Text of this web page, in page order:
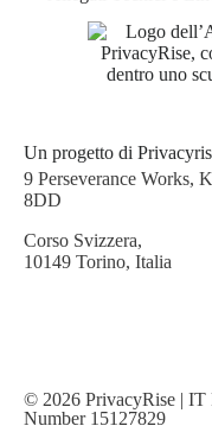
Un progetto di
9 Perseverance Works,
8DD
Corso Svizzera,
10149 Torino, Italia
© 2026 PrivacyRise | IT
Number 15127829